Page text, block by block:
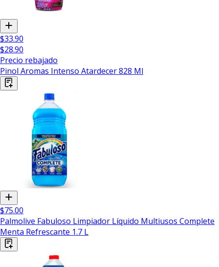
$33.90
$28.90
Precio rebajado
Pinol Aromas Intenso Atardecer 828 Ml
$75.00
Palmolive Fabuloso Limpiador Líquido Multiusos Complete
Menta Refrescante 1.7 L